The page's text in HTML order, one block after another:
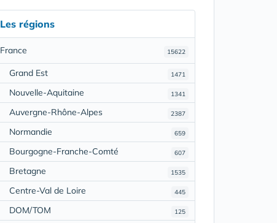
Les régions
15622
France
1471
Grand Est
1341
Nouvelle-Aquitaine
2387
Auvergne-Rhône-Alpes
659
Normandie
607
Bourgogne-Franche-Comté
1535
Bretagne
445
Centre-Val de Loire
125
DOM/TOM